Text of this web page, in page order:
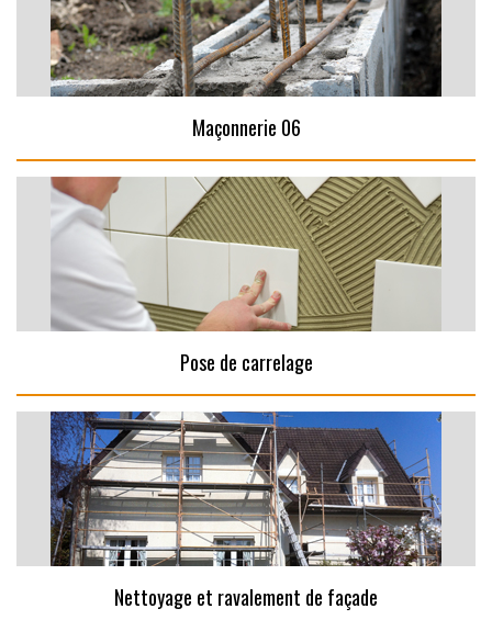
Maçonnerie 06
Pose de carrelage
Nettoyage et ravalement de façade